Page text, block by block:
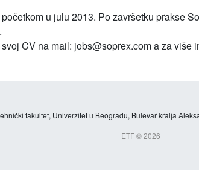
u julu 2013. Po završetku prakse
CV na mail: jobs@soprex.com a za više
fakultet, Univerzitet u Beogradu, Bulevar kralja
ETF © 2026